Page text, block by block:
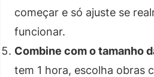
começar e só ajuste se
funcionar.
Combine com o tamanho
tem 1 hora, escolha obras